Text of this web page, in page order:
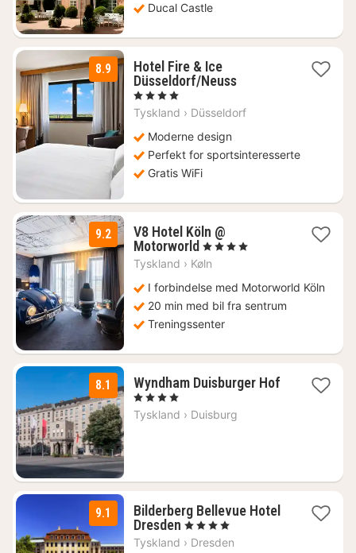
Ducal Castle
8.9
Hotel Fire & Ice
Düsseldorf/Neuss2
fra
, 4 Stjerner
Tyskland › Düsseldorf
Moderne design
Perfekt for sportsinteresserte
Gratis WiFi
9.2
V8 Hotel Köln @
Motorworld 1
natt
1028
kr.
, 4 Stjerner
Tyskland › Køln
I forbindelse med Motorworld Köln
20 min med bil fra sentrum
Treningssenter
8.1
Wyndham Duisburger Hof
1
natt
fra
, 4 Stjerner
Tyskland › Duisburg
9.1
Bilderberg Bellevue Hotel
Dresden 1
natt
, 4 Stjerner
Tyskland › Dresden